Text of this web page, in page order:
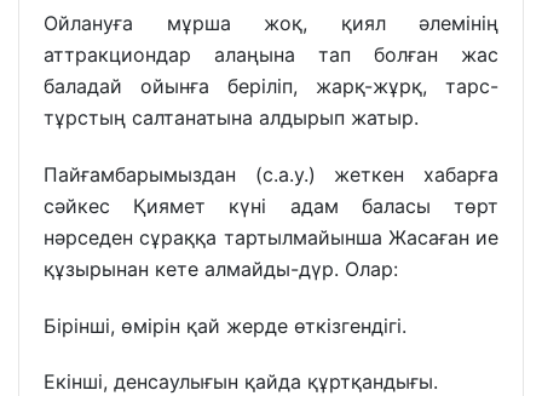
Ойлануға мұрша жоқ, қиял әлемінің
аттракциондар алаңына тап болған жас
баладай ойынға беріліп, жарқ-жұрқ, тарс-
тұрстың салтанатына алдырып жатыр.
Пайғамбарымыздан (с.а.у.) жеткен хабарға
сәйкес Қиямет күні адам баласы төрт
нәрседен сұраққа тартылмайынша Жасаған ие
құзырынан кете алмайды-дүр. Олар:
Бірінші, өмірін қай жерде өткізгендігі.
Екінші, денсаулығын қайда құртқандығы.